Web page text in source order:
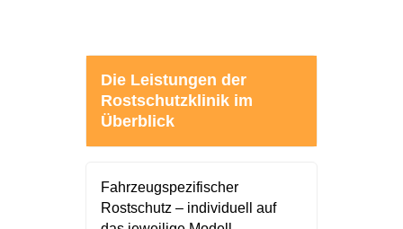
Die Leistungen der
Rostschutzklinik im
Überblick
Fahrzeugspezifischer
Rostschutz – individuell auf